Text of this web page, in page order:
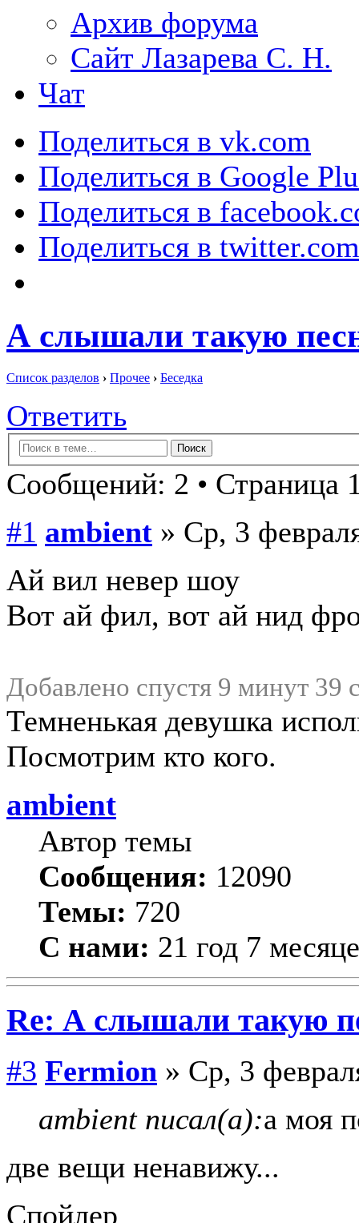
Архив форума
Сайт Лазарева С. Н.
Чат
Поделиться в vk.com
Поделиться в Google
Поделиться в
Поделиться в twitter.com
А слышали такую
Список разделов › Прочее › Беседка
Ответить
Сообщений: 2 • Страница
#1 ambient » Ср, 3
Ай вил невер шоу
Вот ай фил, вот ай нид
Добавлено спустя 9 минут 39
Темненькая девушка
Посмотрим кто кого.
ambient
Автор темы
Сообщения: 12090
Темы: 720
С нами: 21 год 7
Re: А слышали такую
#3 Fermion » Ср, 3
ambient писал(а):а моя
две вещи ненавижу...
Спойлер